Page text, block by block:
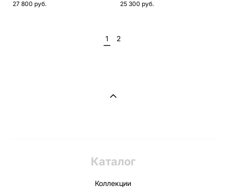
27 800 pуб. 25 300 pуб.
1 2
Каталог
Коллекции